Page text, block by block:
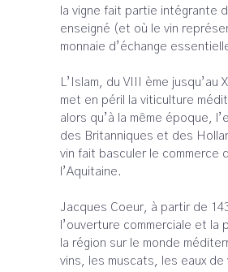
la vigne fait partie intégrante
enseigné (et où le vin
monnaie d’échange
L’Islam, du VIII ème jusqu’au
met en péril la viticulture
alors qu’à la même époque,
des Britanniques et des
vin fait basculer le commerce
l’Aquitaine.
Jacques Coeur, à partir de
l’ouverture commerciale et la
la région sur le monde
vins, les muscats, les eaux de